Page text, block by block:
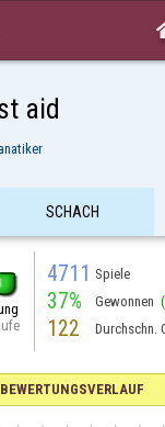
aid
SCHACH
4711 Spiele
37% Gewonnen
122 Durchschn.
BEWERTUNGSVERLAUF